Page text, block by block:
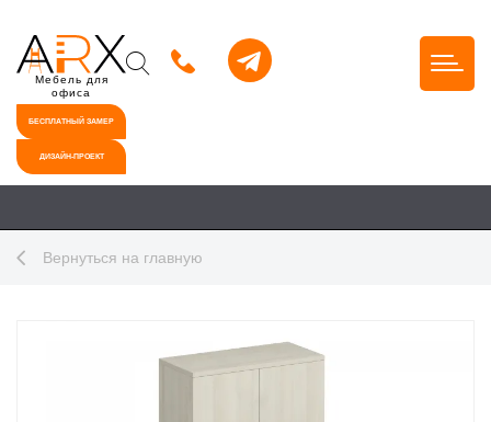
Мебель для
офиса
БЕСПЛАТНЫЙ ЗАМЕР
ДИЗАЙН-ПРОЕКТ
Вернуться на главную